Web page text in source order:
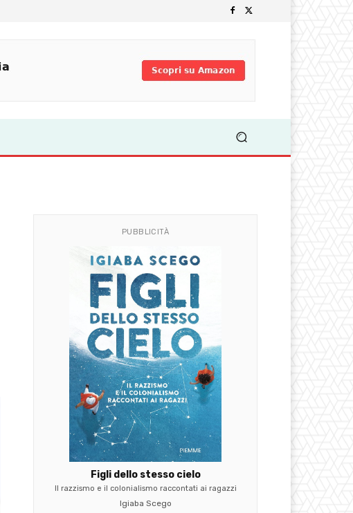
PUBBLICITÀ
Figli dello stesso cielo
Il razzismo e il colonialismo raccontati ai ragazzi
Igiaba Scego